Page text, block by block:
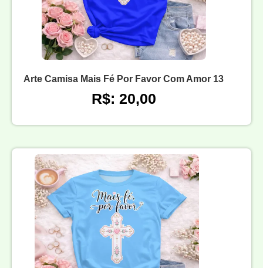
Arte Camisa Mais Fé Por Favor Com Amor 13
R$: 20,00